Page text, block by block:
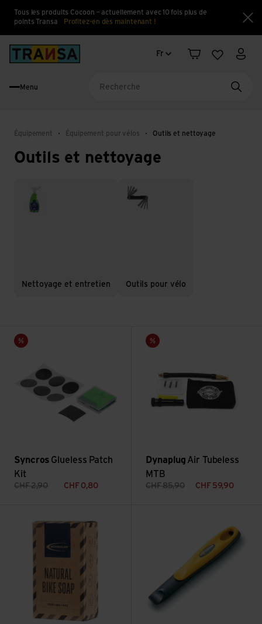
Tous les produits Cocoon – actuellement avec 10 fois plus de
points Transa
Profitez-en dès maintenant !
Changement de langue
Fr
PanierListe Mon
Menu
Équipement Équipement pour vélos Outils et nettoyage
Outils et nettoyage
Nettoyage et entretien Outils pour vélo
Outils pour vélo
Vente
Syncros Glueless Patch
Kit
CHF2,90 CHF 0,80
Voir Glueless Patch Kit
Vente
Dynaplug Air Tubeless
MTB
CHF85,90 CHF 59,90
Voir Air Tubeless MTB